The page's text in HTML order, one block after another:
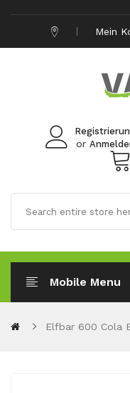
Mein
or
Mobile Menu
Elfbar 600 Cola